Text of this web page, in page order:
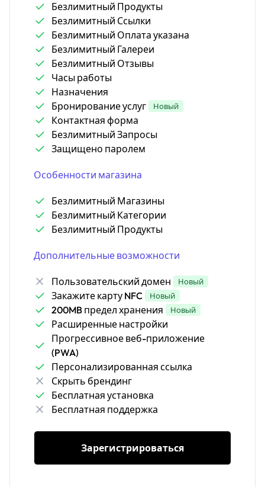
Безлимитный Продукты
Безлимитный Ссылки
Безлимитный Оплата указана
Безлимитный Галереи
Безлимитный Отзывы
Часы работы
Назначения
Бронирование услуг
Новый
Контактная форма
Безлимитный Запросы
Защищено паролем
Особенности магазина
Безлимитный Магазины
Безлимитный Категории
Безлимитный Продукты
Дополнительные возможности
Пользовательский домен Новый
Закажите карту NFC Новый
200MB предел хранения Новый
Расширенные настройки
Прогрессивное веб-приложение
(PWA)
Персонализированная ссылка
Скрыть брендинг
Бесплатная установка
Бесплатная поддержка
Зарегистрироваться